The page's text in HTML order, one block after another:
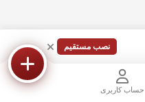
نصب مستقیم
حساب کاربری